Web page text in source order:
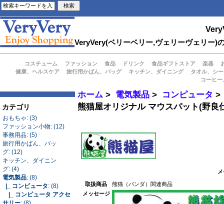
VeryVery(ベリーベリー,ヴェリーヴェリー)
コスチューム ファッション 食品 ドリンク 食品ギフトストア 楽器
健康、ヘルスケア
旅行用かばん、バッグ キッチン、ダイニング
タオル、シ
コーヒ
カテゴリ
おもちゃ: (3)
ファッション小物: (12)
事務用品: (5)
旅行用かばん、バッ
グ: (12)
キッチン、ダイニン
グ: (4)
電気製品: (8)
|_ コンピュータ: (8)
|_ コンピュータ アクセ
ホーム > 電気製品 > コンピュータ
熊猫屋オリジナル マウスパット(野良
取扱商品
熊猫（パンダ）関連商品
メッセージ